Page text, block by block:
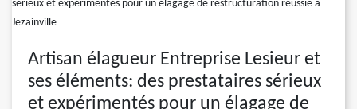
Artisan élagueur Entreprise Lesieur et
ses éléments: des prestataires sérieux
et expérimentés pour un élagage de